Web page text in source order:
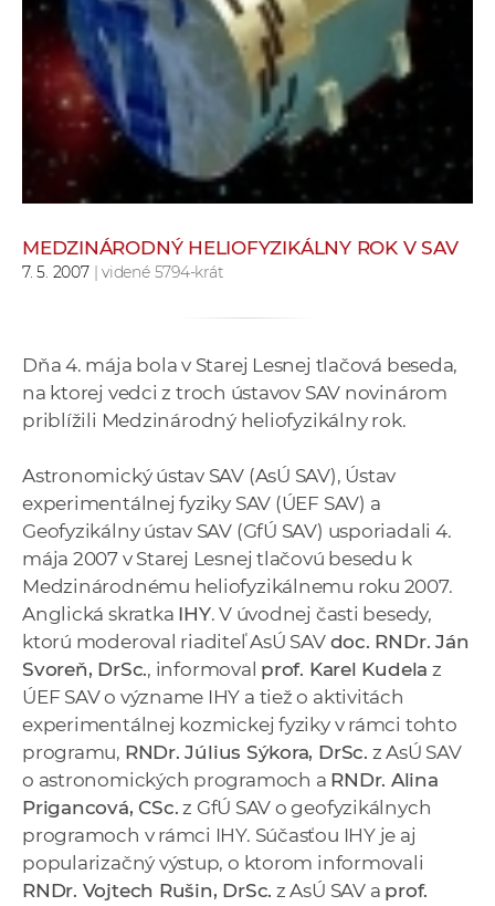
p
o
v
c
h
c
o
v
n
í
k
c
h
S
A
V
MEDZINÁRODNÝ HELIOFYZIKÁLNY ROK V SAV
7. 5. 2007| videné 5794-krát
Dňa 4. mája bola v Starej Lesnej tlačová beseda,
na ktorej vedci z troch ústavov SAV novinárom
priblížili Medzinárodný heliofyzikálny rok.
Astronomický ústav SAV (AsÚ SAV), Ústav
experimentálnej fyziky SAV (ÚEF SAV) a
Geofyzikálny ústav SAV (GfÚ SAV) usporiadali 4.
mája 2007 v Starej Lesnej tlačovú besedu k
Medzinárodnému heliofyzikálnemu roku 2007.
Anglická skratka IHY. V úvodnej časti besedy,
ktorú moderoval riaditeľ AsÚ SAV doc. RNDr. Ján
Svoreň, DrSc., informoval prof. Karel Kudela z
ÚEF SAV o význame IHY a tiež o aktivitách
experimentálnej kozmickej fyziky v rámci tohto
programu, RNDr. Július Sýkora, DrSc. z AsÚ SAV
o astronomických programoch a RNDr. Alina
Prigancová, CSc. z GfÚ SAV o geofyzikálnych
programoch v rámci IHY. Súčasťou IHY je aj
popularizačný výstup, o ktorom informovali
RNDr. Vojtech Rušin, DrSc. z AsÚ SAV a prof.